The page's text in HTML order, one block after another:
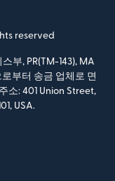
reserved
부, PR(TM-143), MA
부터 송금 업체로 면
소: 401 Union Street,
USA.